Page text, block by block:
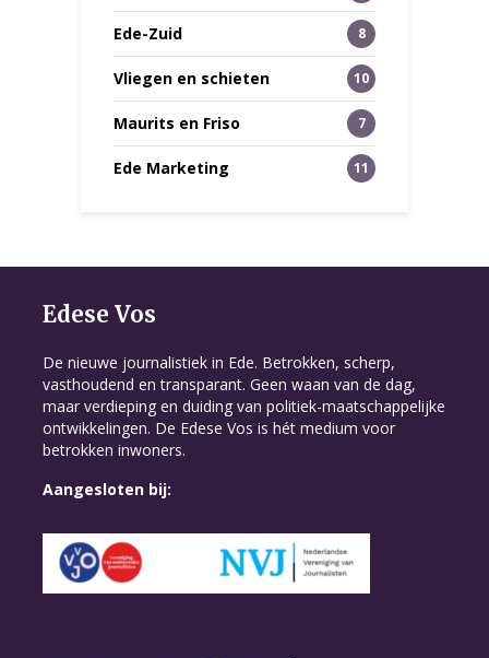
Ede-Zuid 8
Vliegen en schieten 10
Maurits en Friso 7
Ede Marketing 11
Edese Vos
De nieuwe journalistiek in Ede. Betrokken, scherp,
vasthoudend en transparant. Geen waan van de dag,
maar verdieping en duiding van politiek-maatschappelijke
ontwikkelingen. De Edese Vos is hét medium voor
betrokken inwoners.
Aangesloten bij: